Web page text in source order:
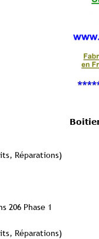
Réparations)
206 Phase 1
Réparations)